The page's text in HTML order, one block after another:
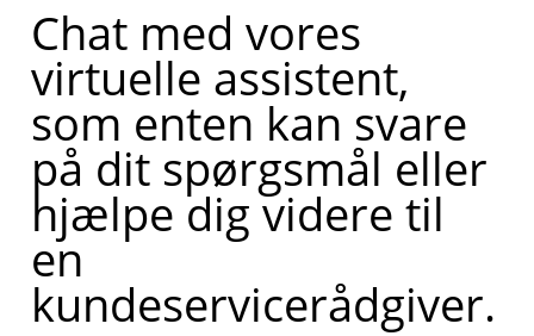
Chat med vores
virtuelle assistent,
som enten kan svare
på dit spørgsmål eller
hjælpe dig videre til
en
kundeservicerådgiver.